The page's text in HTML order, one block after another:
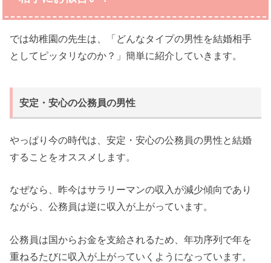
では幼稚園の先生は、「どんなタイプの男性を結婚相手
としてピッタリなのか？」簡単に紹介していきます。
安定・安心の公務員の男性
やっぱり今の時代は、安定・安心の公務員の男性と結婚
することをオススメします。
なぜなら、昨今はサラリーマンの収入が減少傾向であり
ながら、公務員は逆に収入が上がっています。
公務員は国からお金を支給されるため、年功序列で年を
重ねるたびに収入が上がっていくようになっています。